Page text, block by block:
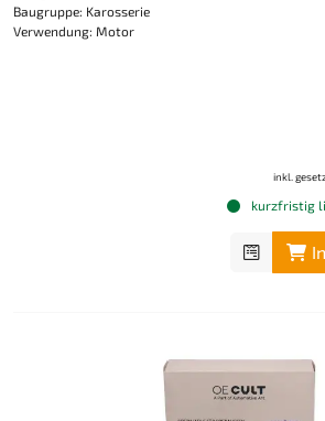
Baugruppe: Karosserie
Verwendung: Motor
inkl.
kurzfristig